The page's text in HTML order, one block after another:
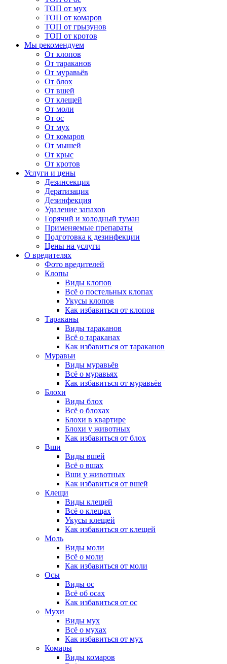
ТОП от мух
ТОП от комаров
ТОП от грызунов
ТОП от кротов
Мы рекомендуем
От клопов
От тараканов
От муравьёв
От блох
От вшей
От клещей
От моли
От ос
От мух
От комаров
От мышей
От крыс
От кротов
Услуги и цены
Дезинсекция
Дератизация
Дезинфекция
Удаление запахов
Горячий и холодный туман
Применяемые препараты
Подготовка к дезинфекции
Цены на услуги
О вредителях
Фото вредителей
Клопы
Виды клопов
Всё о постельных клопах
Укусы клопов
Как избавиться от клопов
Тараканы
Виды тараканов
Всё о тараканах
Как избавиться от тараканов
Муравьи
Виды муравьёв
Всё о муравьях
Как избавиться от муравьёв
Блохи
Виды блох
Всё о блохах
Блохи в квартире
Блохи у животных
Как избавиться от блох
Вши
Виды вшей
Всё о вшах
Вши у животных
Как избавиться от вшей
Клещи
Виды клещей
Всё о клещах
Укусы клещей
Как избавиться от клещей
Моль
Виды моли
Всё о моли
Как избавиться от моли
Осы
Виды ос
Всё об осах
Как избавиться от ос
Мухи
Виды мух
Всё о мухах
Как избавиться от мух
Комары
Виды комаров